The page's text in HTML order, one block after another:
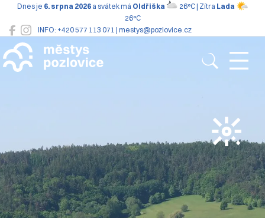
INFO: +420 577 113 071 | mestys@pozlovice.cz
Dnes je 6. srpna 2026 a svátek má Oldřiška 26°C | Zítra Lada
26°C
Pozlovice